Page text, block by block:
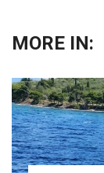
MORE IN: